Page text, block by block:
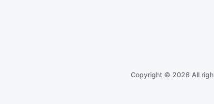
Copyright © 2026 All